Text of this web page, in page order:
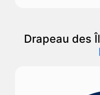
Drapeau des